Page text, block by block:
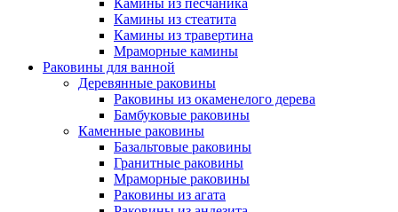
Камины из песчаника
Камины из стеатита
Камины из травертина
Мраморные камины
Раковины для ванной
Деревянные раковины
Раковины из окаменелого дерева
Бамбуковые раковины
Каменные раковины
Базальтовые раковины
Гранитные раковины
Мраморные раковины
Раковины из агата